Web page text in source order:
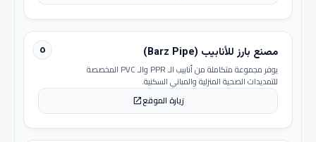
٥ مصنع بارز للأنابيب (Barz Pipe)
يوفر مجموعة متكاملة من أنابيب الـ PPR والـ PVC المخصصة
للتمديدات الصحية المنزلية والمباني السكنية.
زيارة الموقعopen_in_new